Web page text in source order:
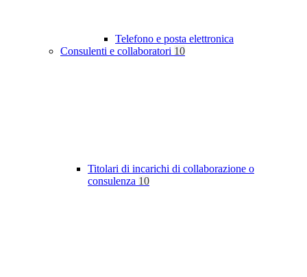
Telefono e posta elettronica
Consulenti e collaboratori 10
Titolari di incarichi di collaborazione o
consulenza 10